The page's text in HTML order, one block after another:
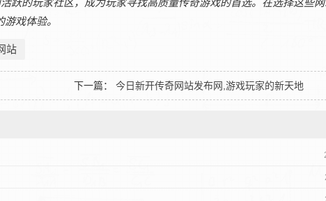
跃的玩家社区，成为玩家寻找高质量传奇游戏的首选。在选择这些
戏体验。
站
下一篇：今日新开传奇网站发布网,游戏玩家的新天地